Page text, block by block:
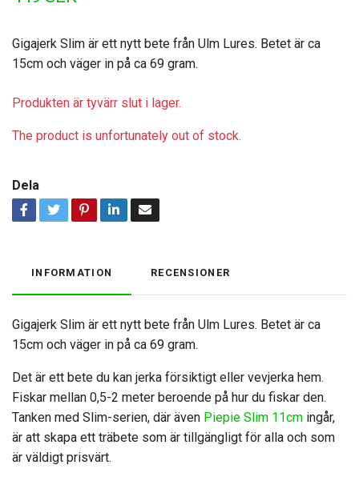
Gigajerk Slim är ett nytt bete från Ulm Lures. Betet är ca
15cm och väger in på ca 69 gram.
Produkten är tyvärr slut i lager.
The product is unfortunately out of stock.
Dela
INFORMATION RECENSIONER
Gigajerk Slim är ett nytt bete från Ulm Lures. Betet är ca
15cm och väger in på ca 69 gram.
Det är ett bete du kan jerka försiktigt eller vevjerka hem.
Fiskar mellan 0,5-2 meter beroende på hur du fiskar den.
Tanken med Slim-serien, där även Piepie Slim 11cm ingår,
är att skapa ett träbete som är tillgängligt för alla och som
är väldigt prisvärt.